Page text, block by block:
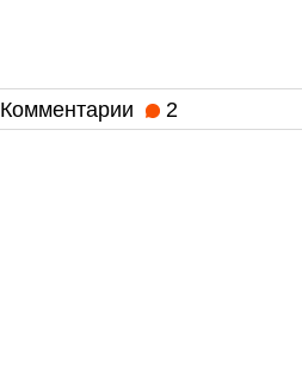
Комментарии 2